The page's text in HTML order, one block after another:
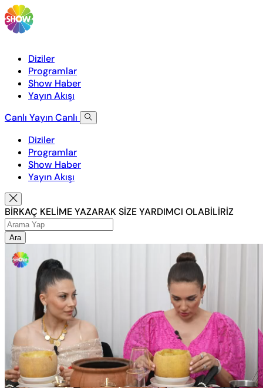
Diziler
Programlar
Show Haber
Yayın Akışı
Canlı YayınCanlı
Diziler
Programlar
Show Haber
Yayın Akışı
BİRKAÇ KELİME YAZARAK SİZE YARDIMCI OLABİLİRİZ
Ara
Sesi
Aç
Yüklendi:
100.00%
Oynatma
Hızı